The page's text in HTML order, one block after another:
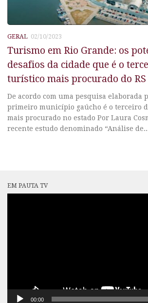
GERAL 02/10/2023
Turismo em Rio Grande: os
desafios da cidade que é o
turístico mais procurado do RS
De acordo com uma pesquisa elaborada
primeiro município gaúcho é o terceiro
mais procurado no estado Por Laura
recente estudo denominado “Análise
EM PAUTA TV
00:00